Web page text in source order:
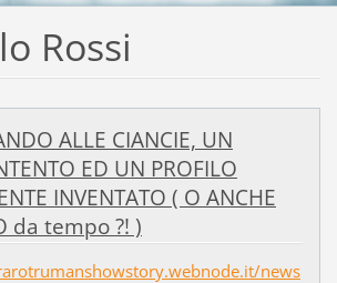
Rossi
ALLE CIANCIE, UN
ED UN PROFILO
INVENTATO ( O ANCHE
da tempo ?! )
news